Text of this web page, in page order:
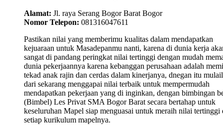
Alamat: Jl. raya Serang Bogor Barat Bogor
Nomor Telepon: 081316047611
Pastikan nilai yang memberimu kualitas dalam mendapatkan
kejuaraan untuk Masadepanmu nanti, karena di dunia kerja
sangat di pandang peringkat nilai tertinggi dengan mudah
dunia pekerjaannya karena kebanggan perusahaan adalah
tekad anak rajin dan cerdas dalam kinerjanya, dnegan itu
dari sekarang menggapai nilai terbaik untuk mempermudah
mendapatkan pekerjaan yang di inginkan, dengan bimbingan
(Bimbel) Les Privat SMA Bogor Barat secara bertahap untuk
keseluruhan Mapel siap menguasai untuk meraih nilai tertinggi
setiap kurikulum mapelnya.